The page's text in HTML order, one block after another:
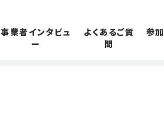
事業者インタビュ
ー
よくあるご質
問
参